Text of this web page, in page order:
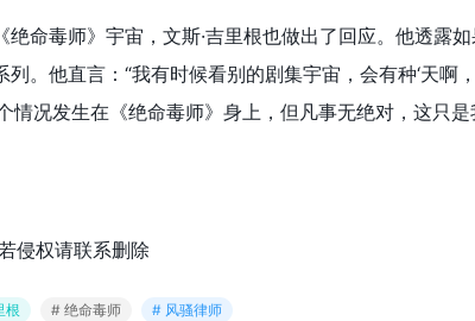
绝命毒师》宇宙，文斯·吉里根也做出了回应。他透露如
。他直言：“我有时候看别的剧集宇宙，会有种‘天啊
情况发生在《绝命毒师》身上，但凡事无绝对，这只
侵权请联系删除
根 # 绝命毒师 # 风骚律师